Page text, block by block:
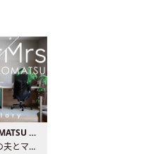
INDEX｜Mr.&Mrs. KOMATSU renovation diary
プロダクトデザイナーの夫とマーチャンダイザーの妻が、夫婦で..